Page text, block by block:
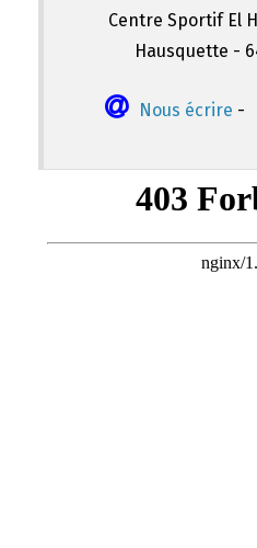
Centre Sportif El
Hausquette -
Nous écrire -